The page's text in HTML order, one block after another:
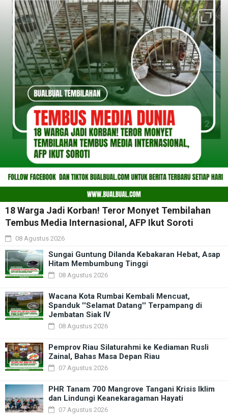
18 Warga Jadi Korban! Teror Monyet Tembilahan
Tembus Media Internasional, AFP Ikut Soroti
08 Agustus 2026
Sungai Guntung Dilanda Kebakaran Hebat, Asap
Hitam Membumbung Tinggi
08 Agustus 2026
Wacana Kota Rumbai Kembali Mencuat,
Spanduk ''Selamat Datang'' Terpampang di
Jembatan Siak IV
08 Agustus 2026
Pemprov Riau Silaturahmi ke Kediaman Rusli
Zainal, Bahas Masa Depan Riau
07 Agustus 2026
PHR Tanam 700 Mangrove Tangani Krisis Iklim
dan Lindungi Keanekaragaman Hayati
07 Agustus 2026